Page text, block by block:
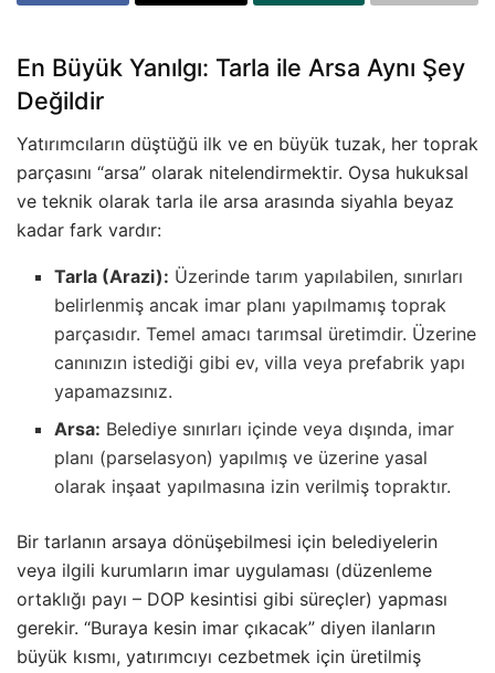
En Büyük Yanılgı: Tarla ile Arsa Aynı Şey
Değildir
Yatırımcıların düştüğü ilk ve en büyük tuzak, her toprak
parçasını “arsa” olarak nitelendirmektir. Oysa hukuksal
ve teknik olarak tarla ile arsa arasında siyahla beyaz
kadar fark vardır:
Tarla (Arazi): Üzerinde tarım yapılabilen, sınırları
belirlenmiş ancak imar planı yapılmamış toprak
parçasıdır. Temel amacı tarımsal üretimdir. Üzerine
canınızın istediği gibi ev, villa veya prefabrik yapı
yapamazsınız.
Arsa: Belediye sınırları içinde veya dışında, imar
planı (parselasyon) yapılmış ve üzerine yasal
olarak inşaat yapılmasına izin verilmiş topraktır.
Bir tarlanın arsaya dönüşebilmesi için belediyelerin
veya ilgili kurumların imar uygulaması (düzenleme
ortaklığı payı – DOP kesintisi gibi süreçler) yapması
gerekir. “Buraya kesin imar çıkacak” diyen ilanların
büyük kısmı, yatırımcıyı cezbetmek için üretilmiş